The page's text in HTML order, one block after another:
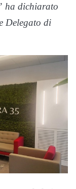
ha dichiarato
Delegato di